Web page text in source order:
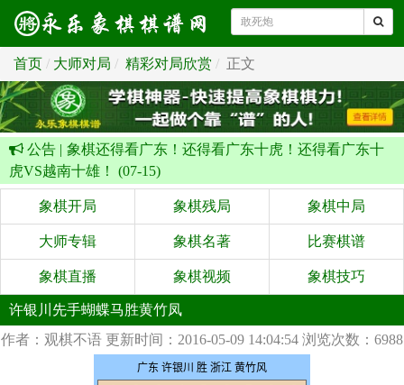
首页 大师对局 精彩对局欣赏 正文
公告 | 象棋还得看广东！还得看广东十虎！还得看广东十
虎VS越南十雄！ (07-15)
象棋开局 象棋残局 象棋中局
大师专辑 象棋名著 比赛棋谱
象棋直播 象棋视频 象棋技巧
许银川先手蝴蝶马胜黄竹凤
作者：观棋不语 更新时间：2016-05-09 14:04:54 浏览次数：6988